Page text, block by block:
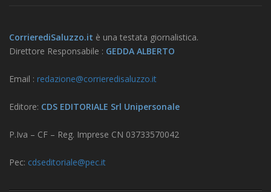
CorrierediSaluzzo.it è una testata giornalistica.
Direttore Responsabile : GEDDA ALBERTO
Email : redazione@corrieredisaluzzo.it
Editore: CDS EDITORIALE Srl Unipersonale
P.Iva – CF – Reg. Imprese CN 03733570042
Pec: cdseditoriale@pec.it